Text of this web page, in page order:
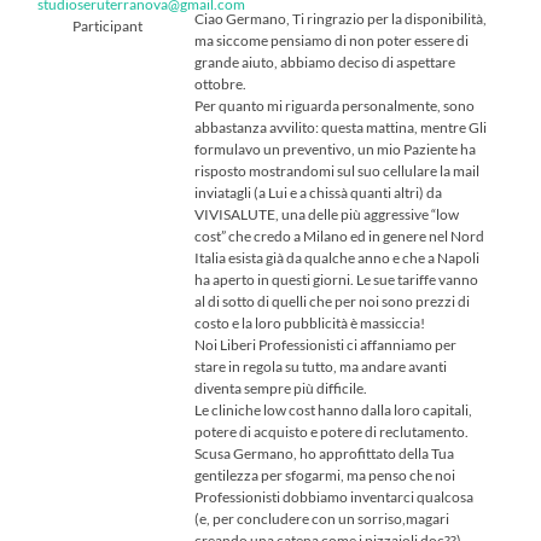
studioseruterranova@gmail.com
Participant
Ciao Germano, Ti ringrazio per la disponibilità,
ma siccome pensiamo di non poter essere di
grande aiuto, abbiamo deciso di aspettare
ottobre.
Per quanto mi riguarda personalmente, sono
abbastanza avvilito: questa mattina, mentre Gli
formulavo un preventivo, un mio Paziente ha
risposto mostrandomi sul suo cellulare la mail
inviatagli (a Lui e a chissà quanti altri) da
VIVISALUTE, una delle più aggressive “low
cost” che credo a Milano ed in genere nel Nord
Italia esista già da qualche anno e che a Napoli
ha aperto in questi giorni. Le sue tariffe vanno
al di sotto di quelli che per noi sono prezzi di
costo e la loro pubblicità è massiccia!
Noi Liberi Professionisti ci affanniamo per
stare in regola su tutto, ma andare avanti
diventa sempre più difficile.
Le cliniche low cost hanno dalla loro capitali,
potere di acquisto e potere di reclutamento.
Scusa Germano, ho approfittato della Tua
gentilezza per sfogarmi, ma penso che noi
Professionisti dobbiamo inventarci qualcosa
(e, per concludere con un sorriso,magari